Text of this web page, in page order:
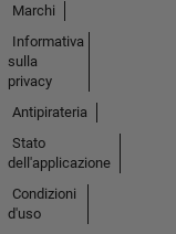
Marchi
Informativa
sulla
privacy
Antipirateria
Stato
dell'applicazione
Condizioni
d'uso